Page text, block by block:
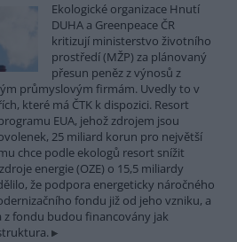
Ekologické organizace Hnutí
DUHA a Greenpeace ČR
kritizují ministerstvo životního
prostředí (MŽP) za plánovaný
přesun peněz z výnosů z
průmyslovým firmám. Uvedly to v
které má ČTK k dispozici. Resort
EUA, jehož zdrojem jsou
25 miliard korun pro největší
chce podle ekologů resort snížit
energie (OZE) o 15,5 miliardy
že podpora energeticky náročného
fondu již od jeho vzniku, a
z fondu budou financovány jak